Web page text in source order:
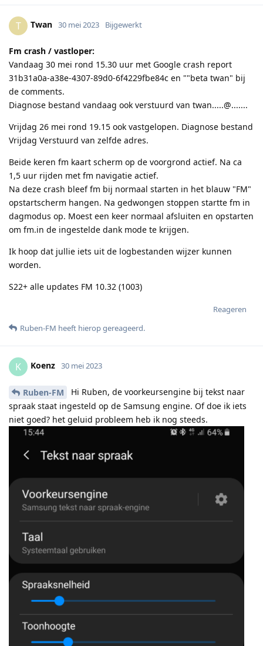
T Twan 30 mei 2023 Bijgewerkt
Fm crash / vastloper:
Vandaag 30 mei rond 15.30 uur met Google crash report
31b31a0a-a38e-4307-89d0-6f4229fbe84c en ""beta twan" bij
de comments.
Diagnose bestand vandaag ook verstuurd van twan.....@.......
Vrijdag 26 mei rond 19.15 ook vastgelopen. Diagnose bestand
Vrijdag Verstuurd van zelfde adres.
Beide keren fm kaart scherm op de voorgrond actief. Na ca
1,5 uur rijden met fm navigatie actief.
Na deze crash bleef fm bij normaal starten in het blauw "FM"
opstartscherm hangen. Na gedwongen stoppen startte fm in
dagmodus op. Moest een keer normaal afsluiten en opstarten
om fm.in de ingestelde dank mode te krijgen.
Ik hoop dat jullie iets uit de logbestanden wijzer kunnen
worden.
S22+ alle updates FM 10.32 (1003)
Reageren
Ruben-FM heeft hierop gereageerd.
K Koenz 30 mei 2023
Ruben-FM
Hi Ruben, de voorkeursengine bij tekst naar
spraak staat ingesteld op de Samsung engine. Of doe ik iets
niet goed? het geluid probleem heb ik nog steeds.